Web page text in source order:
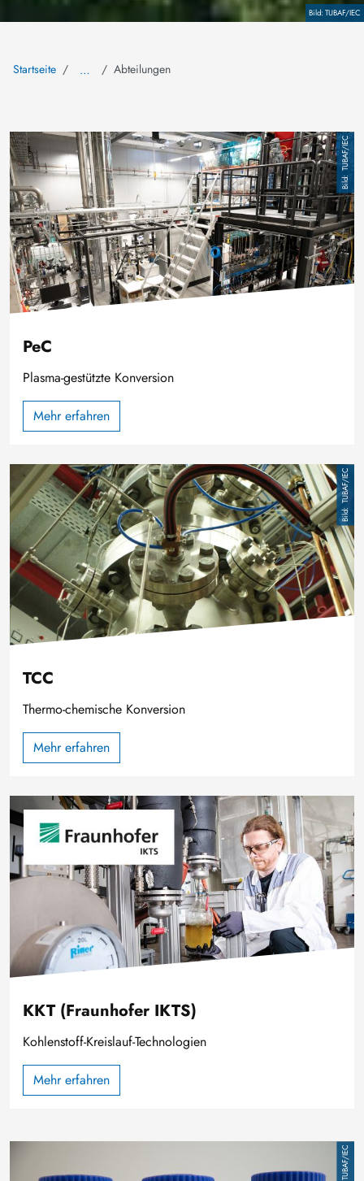
Copyright
TUBAF/IEC
Startseite … Abteilungen
Image TUBAF/IEC
PeC
Plasma-gestützte Konversion
Mehr erfahren
Image TUBAF/IEC
TCC
Thermo-chemische Konversion
Mehr erfahren
Image
KKT (Fraunhofer IKTS)
Kohlenstoff-Kreislauf-Technologien
Mehr erfahren
TUBAF/IEC